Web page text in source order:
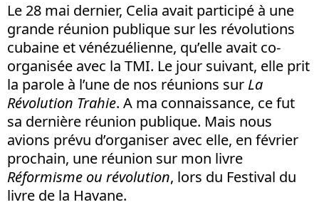
Le 28 mai dernier, Celia avait participé à une
grande réunion publique sur les révolutions
cubaine et vénézuélienne, qu’elle avait co-
organisée avec la TMI. Le jour suivant, elle prit
la parole à l’une de nos réunions sur La
Révolution Trahie. A ma connaissance, ce fut
sa dernière réunion publique. Mais nous
avions prévu d’organiser avec elle, en février
prochain, une réunion sur mon livre
Réformisme ou révolution, lors du Festival du
livre de la Havane.